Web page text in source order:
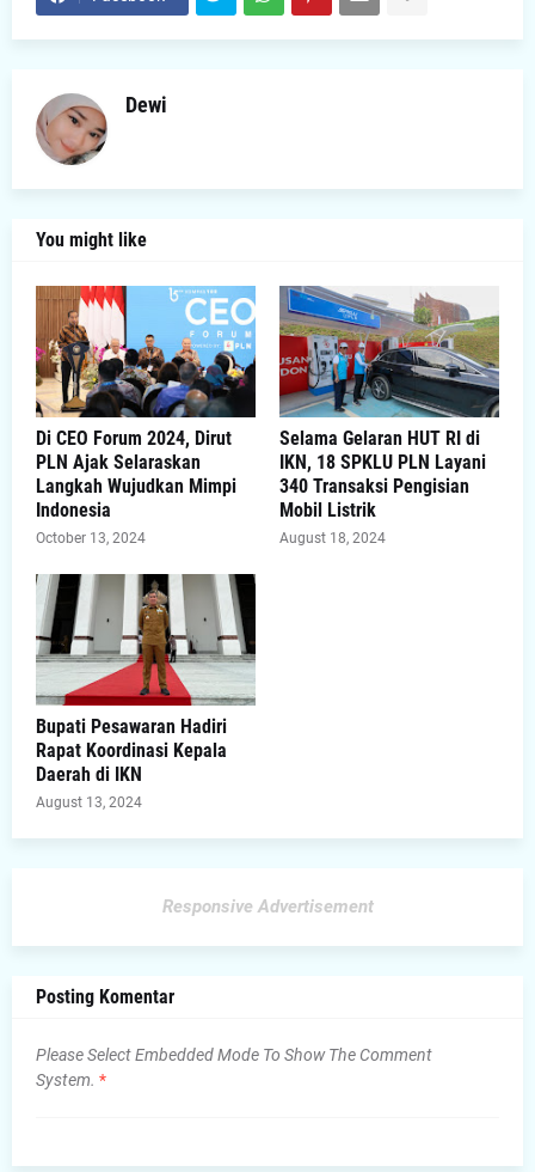
Dewi
You might like
Di CEO Forum 2024, Dirut
PLN Ajak Selaraskan
Langkah Wujudkan Mimpi
Indonesia
October 13, 2024
Selama Gelaran HUT RI di
IKN, 18 SPKLU PLN Layani
340 Transaksi Pengisian
Mobil Listrik
August 18, 2024
Bupati Pesawaran Hadiri
Rapat Koordinasi Kepala
Daerah di IKN
August 13, 2024
Responsive Advertisement
Posting Komentar
Please Select Embedded Mode To Show The Comment
System. *